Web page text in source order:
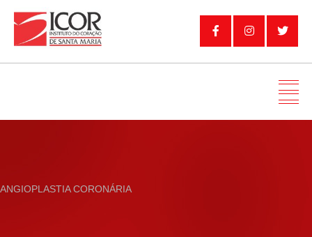
ANGIOPLASTIA CORONÁRIA